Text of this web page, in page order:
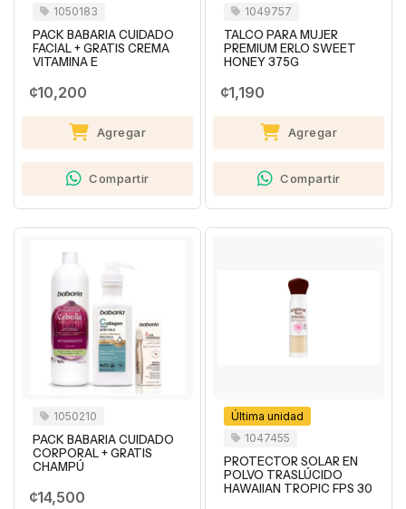
1050183
PACK BABARIA CUIDADO
FACIAL + GRATIS CREMA
VITAMINA E
¢10,200
Agregar
Compartir
1049757
TALCO PARA MUJER
PREMIUM ERLO SWEET
HONEY 375G
¢1,190
Agregar
Compartir
1050210
PACK BABARIA CUIDADO
CORPORAL + GRATIS
CHAMPÚ
¢14,500
Última unidad
1047455
PROTECTOR SOLAR EN
POLVO TRASLÚCIDO
HAWAIIAN TROPIC FPS 30